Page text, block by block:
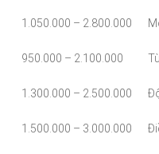
1.050.000 – 2.800.000
950.000 – 2.100.000
1.300.000 – 2.500.000
1.500.000 – 3.000.000